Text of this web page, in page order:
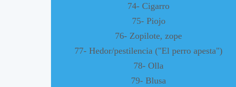
74- Cigarro
75- Piojo
76- Zopilote, zope
77- Hedor/pestilencia ("El perro apesta")
78- Olla
79- Blusa